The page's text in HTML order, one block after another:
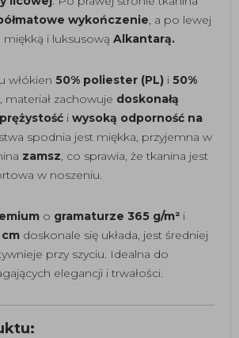
wykończenie, a po lewej
miękką i luksusową Alkantarą.
włókien 50% poliester (PL) i 50%
, materiał zachowuje doskonałą
i wysoką odporność na
spodnia jest miękka, przyjemna w
zamsz, co sprawia, że tkanina jest
w noszeniu.
o gramaturze 365 g/m² i
doskonale się układa, jest średniej
przy szyciu. Idealna do
elegancji i trwałości.